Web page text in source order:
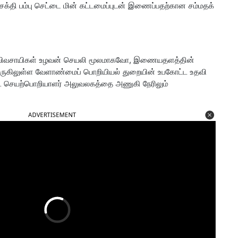
சக்தி பம்பு செட்டை மின் கட்டமைப்புடன் இணைப்பதற்கான சம்மதக்
விவசாயிகள் உழவன் செயலி மூலமாகவோ, இணையதளத்தின்
வேளாண்மைப் பொறியியல் துறையின் உபகோட்ட உதவி
அலுவலகத்தை அணுகி நேரிலும்
ADVERTISEMENT